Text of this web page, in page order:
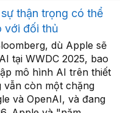
thận trọng có thể
với đối thủ
dù Apple sẽ
tại WWDC 2025, bao
mô hình AI trên thiết
vẫn còn một chặng
và OpenAI, và đang